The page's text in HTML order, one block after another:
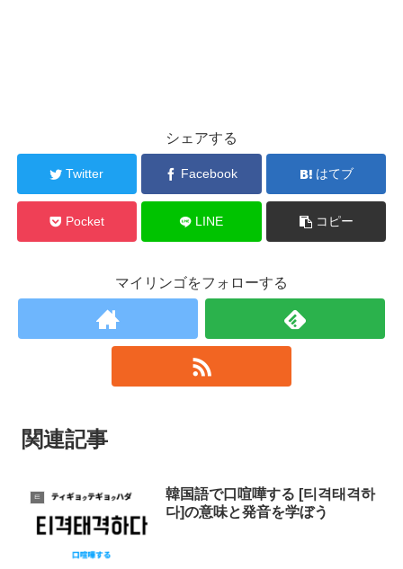
シェアする
Twitter Facebook はてブ
Pocket LINE コピー
マイリンゴをフォローする
関連記事
ㅌ
韓国語で口喧嘩する [티격태격하
다]の意味と発音を学ぼう